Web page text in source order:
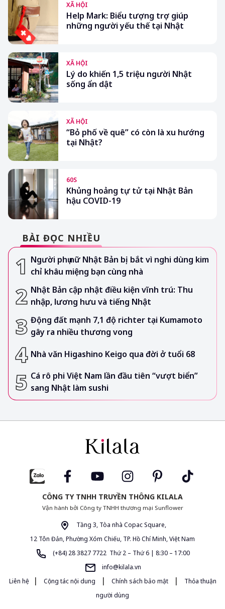
XÃ HỘI
Help Mark: Biểu tượng trợ giúp
những người yếu thế tại Nhật
XÃ HỘI
Lý do khiến 1,5 triệu người Nhật
sống ẩn dật
XÃ HỘI
“Bỏ phố về quê” có còn là xu hướng
tại Nhật?
60S
Khủng hoảng tự tử tại Nhật Bản
hậu COVID-19
BÀI ĐỌC NHIỀU
Người phụ nữ Nhật Bản bị bắt vì nghi dùng kim
chỉ khâu miệng bạn cùng nhà
Nhật Bản cập nhật điều kiện vĩnh trú: Thu
nhập, lương hưu và tiếng Nhật
Động đất mạnh 7,1 độ richter tại Kumamoto
gây ra nhiều thương vong
Nhà văn Higashino Keigo qua đời ở tuổi 68
Cá rô phi Việt Nam lần đầu tiên “vượt biển”
sang Nhật làm sushi
CÔNG TY TNHH TRUYỀN THÔNG KILALA
Vận hành bởi Công ty TNHH thương mại Sunflower
Tầng 3, Tòa nhà Copac Square,
12 Tôn Đản, Phường Xóm Chiếu, TP. Hồ Chí Minh, Việt Nam
(+84) 28 3827 7722 Thứ 2 – Thứ 6 | 8:30 – 17:00
info@kilala.vn
Liên hệ
| Cộng tác nội dung | Chính sách bảo mật |
Thỏa thuận
người dùng